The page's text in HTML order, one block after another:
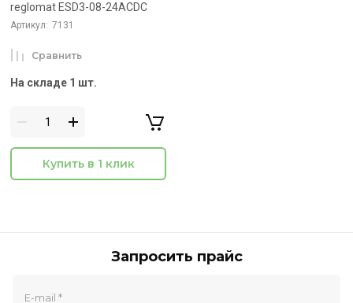
reglomat ESD3-08-24ACDC
Артикул: 7131
На складе 1 шт.
Сравнить
Купить в 1 клик
Запросить прайс